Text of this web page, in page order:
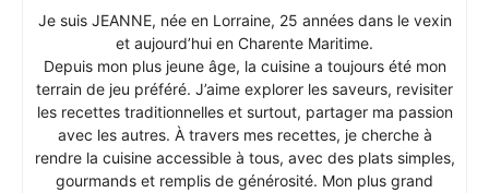
Je suis JEANNE, née en Lorraine, 25 années dans le vexin
et aujourd’hui en Charente Maritime.
Depuis mon plus jeune âge, la cuisine a toujours été mon
terrain de jeu préféré. J’aime explorer les saveurs, revisiter
les recettes traditionnelles et surtout, partager ma passion
avec les autres. À travers mes recettes, je cherche à
rendre la cuisine accessible à tous, avec des plats simples,
gourmands et remplis de générosité. Mon plus grand